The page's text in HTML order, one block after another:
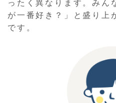
が一番好き？」と盛り上
です。